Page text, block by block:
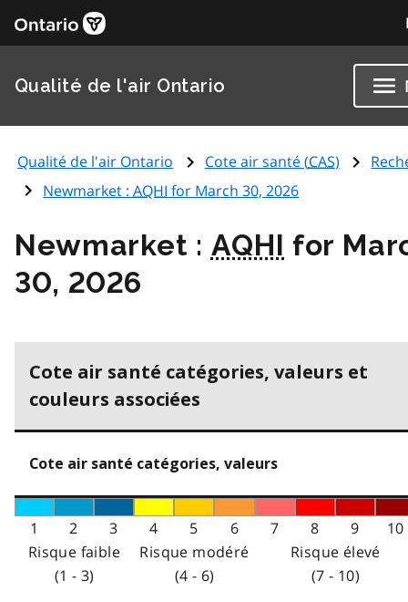
Qualité de l'air Ontario
Qualité de l'air Ontario Cote air santé (CAS)
Newmarket :AQHI for March 30, 2026
Newmarket : AQHI for
30, 2026
Cote air santé catégories, valeurs et
couleurs associées
Cote air santé catégories, valeurs
1 2 3 4 5 6 7 8 9
10
Risque faible
(1 - 3)
Risque modéré
(4 - 6)
Risque élevé
(7 - 10)